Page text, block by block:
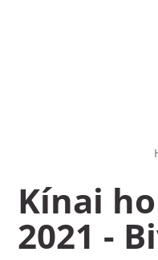
Kínai
2021 -